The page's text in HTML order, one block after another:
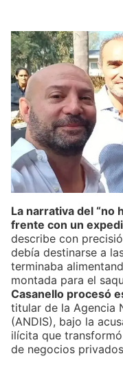
La narrativa del “no
frente con un
describe con
debía destinarse a
terminaba
montada para el
Casanello procesó
titular de la Agencia
(ANDIS), bajo la
ilícita que
de negocios